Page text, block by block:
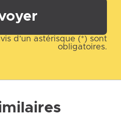
d’un astérisque (*) sont
obligatoires.